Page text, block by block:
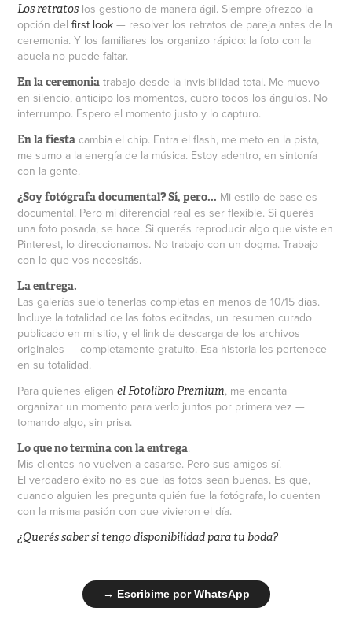
Los retratos los gestiono de manera ágil. Siempre ofrezco la
opción delfirst look — resolver los retratos de pareja antes de la
ceremonia. Y los familiares los organizo rápido: la foto con la
abuela no puede faltar.
En la ceremonia trabajo desde la invisibilidad total. Me muevo
en silencio, anticipo los momentos, cubro todos los ángulos. No
interrumpo. Espero el momento justo y lo capturo.
En la fiesta cambia el chip. Entra el flash, me meto en la pista,
me sumo a la energía de la música. Estoy adentro, en sintonía
con la gente.
¿Soy fotógrafa documental? Sí, pero... Mi estilo de base es
documental. Pero mi diferencial real es ser flexible. Si querés
una foto posada, se hace. Si querés reproducir algo que viste en
Pinterest, lo direccionamos. No trabajo con un dogma. Trabajo
con lo que vos necesitás.
La entrega.
Las galerías suelo tenerlas completas en menos de 10/15 días.
Incluye la totalidad de las fotos editadas, un resumen curado
publicado en mi sitio, y el link de descarga de los archivos
originales — completamente gratuito. Esa historia les pertenece
en su totalidad.
Para quienes eligenel Fotolibro Premium, me encanta
organizar un momento para verlo juntos por primera vez —
tomando algo, sin prisa.
Lo que no termina con la entrega.
Mis clientes no vuelven a casarse. Pero sus amigos sí.
El verdadero éxito no es que las fotos sean buenas. Es que,
cuando alguien les pregunta quién fue la fotógrafa, lo cuenten
con la misma pasión con que vivieron el día.
¿Querés saber si tengo disponibilidad para tu boda?
→ Escribime por WhatsApp